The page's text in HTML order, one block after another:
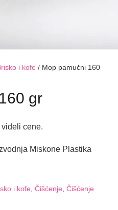
i kofe / Mop pamučni 160
gr
cene.
Miskone Plastika
i kofe Čišćenje Čišćenje